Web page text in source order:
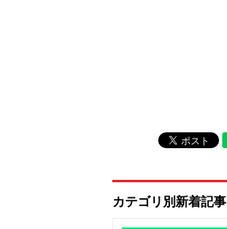
カテゴリ別新着記事